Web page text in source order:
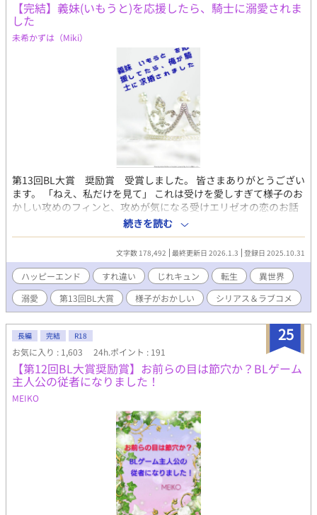
BL大賞奨励賞を頂きました。ありがとうございます》
【完結】義妹(いもうと)を応援したら、騎士に溺愛されま
した
未希かずは（Miki）
第13回BL大賞 奨励賞 受賞しました。 皆さまありがとうござい
ます。 「ねえ、私だけを見て」 これは受けを愛しすぎて様子のお
かしい攻めのフィンと、攻めが気になる受けエリゼオの恋のお話
です。 エリゼオは母の再婚により、義妹(いもうと)ができた。彼
には前世の記憶があり、その前世の後悔から、エリゼオは今度こ
そ義妹を守ると誓う。そこに現れた一人の騎士、フィン。彼は何
と、義妹と両想いらしい。まだ付き合えていない義妹とフィンの
恋を応援しようとするエリゼオ。けれどフィンの優しさに触れ、
気付けば自分がフィンを好きになってしまった。 「この恋、早く
諦めなくちゃ……」 本人の思いとはうらはらに、フィンはエリゼ
オを放っておかない。 この恋、どうなる！？ じれキュン転生フ
ァンタジー。ハピエンです。 番外編。 リナルド×ガルディア。王
族と近衞騎士の恋。 ――忠誠を誓った相手を、愛してはいけない
と思っていた。切ない身分差、年の差の恋。恋の自覚は、相手が
成人してからになります。
続きを読む
文字数 178,492 最終更新日 2026.1.3 登録日 2025.10.31
ハッピーエンド すれ違い じれキュン 転生
異世界
溺愛
第13回BL大賞 様子がおかしい シリアス＆ラブコメ
25
長編 完結 R18
お気に入り : 1,603 24h.ポイント : 191
【第12回BL大賞奨励賞】お前らの目は節穴か？BLゲーム
主人公の従者になりました！
MEIKO